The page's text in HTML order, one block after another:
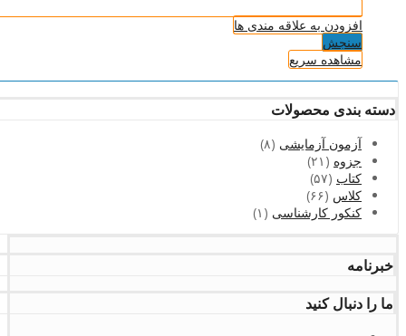
افزودن به علاقه مندی ها
سنجش
مشاهده سریع
دسته بندی محصولات
آزمون آزمایشی (۸)
جزوه (۲۱)
کتاب (۵۷)
کلاس (۶۶)
کنکور کارشناسی (۱)
خبرنامه
ما را دنبال کنید